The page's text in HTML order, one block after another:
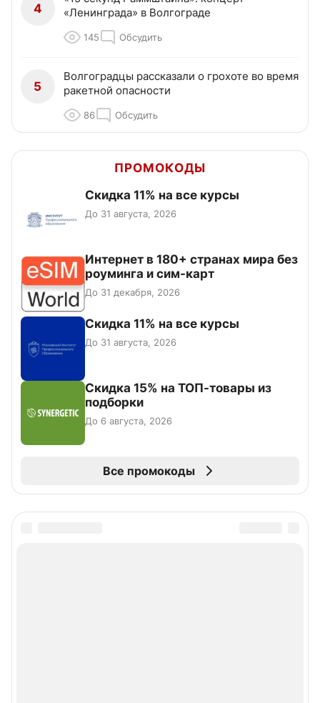
4
«Ленинграда» в Волгограде
145 Обсудить
5
Волгоградцы рассказали о грохоте во время
ракетной опасности
86 Обсудить
ПРОМОКОДЫ
Скидка 11% на все курсы
До 31 августа, 2026
Интернет в 180+ странах мира без
роуминга и сим-карт
До 31 декабря, 2026
Скидка 11% на все курсы
До 31 августа, 2026
Скидка 15% на ТОП-товары из
подборки
До 6 августа, 2026
Все промокоды